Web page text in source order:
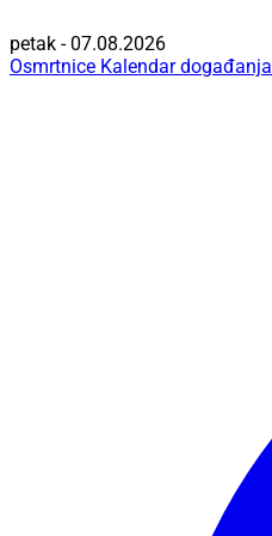
petak - 07.08.2026
Osmrtnice Kalendar događanja